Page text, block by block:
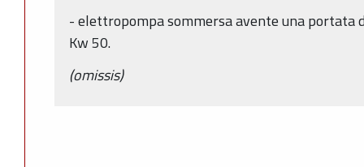
- elettropompa sommersa avente una portata
Kw 50.
(omissis)